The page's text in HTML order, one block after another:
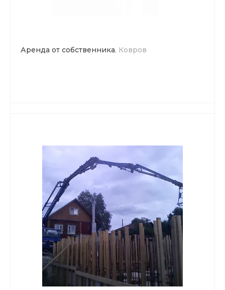
Аренда от собственника, Ковров